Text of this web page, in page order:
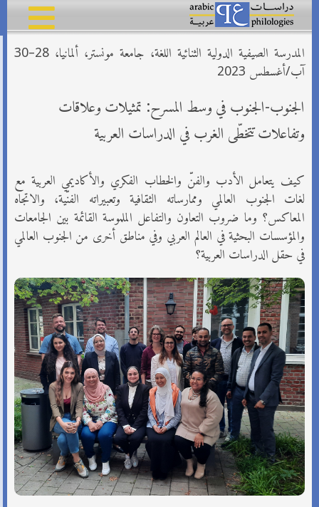
المدرسة الصيفية الدولية الثنائية اللغة، جامعة مونستر، ألمانيا، 28–30
آب/أغسطس 2023‏
الجنوب-الجنوب في وسط المسرح: تمثيلات وعلاقات
وتفاعلات تتخطّى الغرب في الدراسات العربية‏
كيف يتعامل الأدب والفنّ والخطاب الفكري والأكاديمي العربية مع
لغات الجنوب العالمي وممارساته الثقافية وتعبيراته الفنّية، ‏والاتجاه
المعاكس؟ وما ضروب التعاون والتفاعل الملموسة القائمة بين الجامعات
والمؤسسات البحثية في العالم العربي وفي ‏مناطق أخرى من الجنوب العالمي
في حقل الدراسات العربية؟